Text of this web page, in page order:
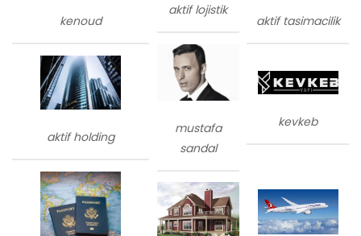
kenoud
aktif lojistik
aktif tasimacilik
aktif holding
mustafa
sandal
kevkeb